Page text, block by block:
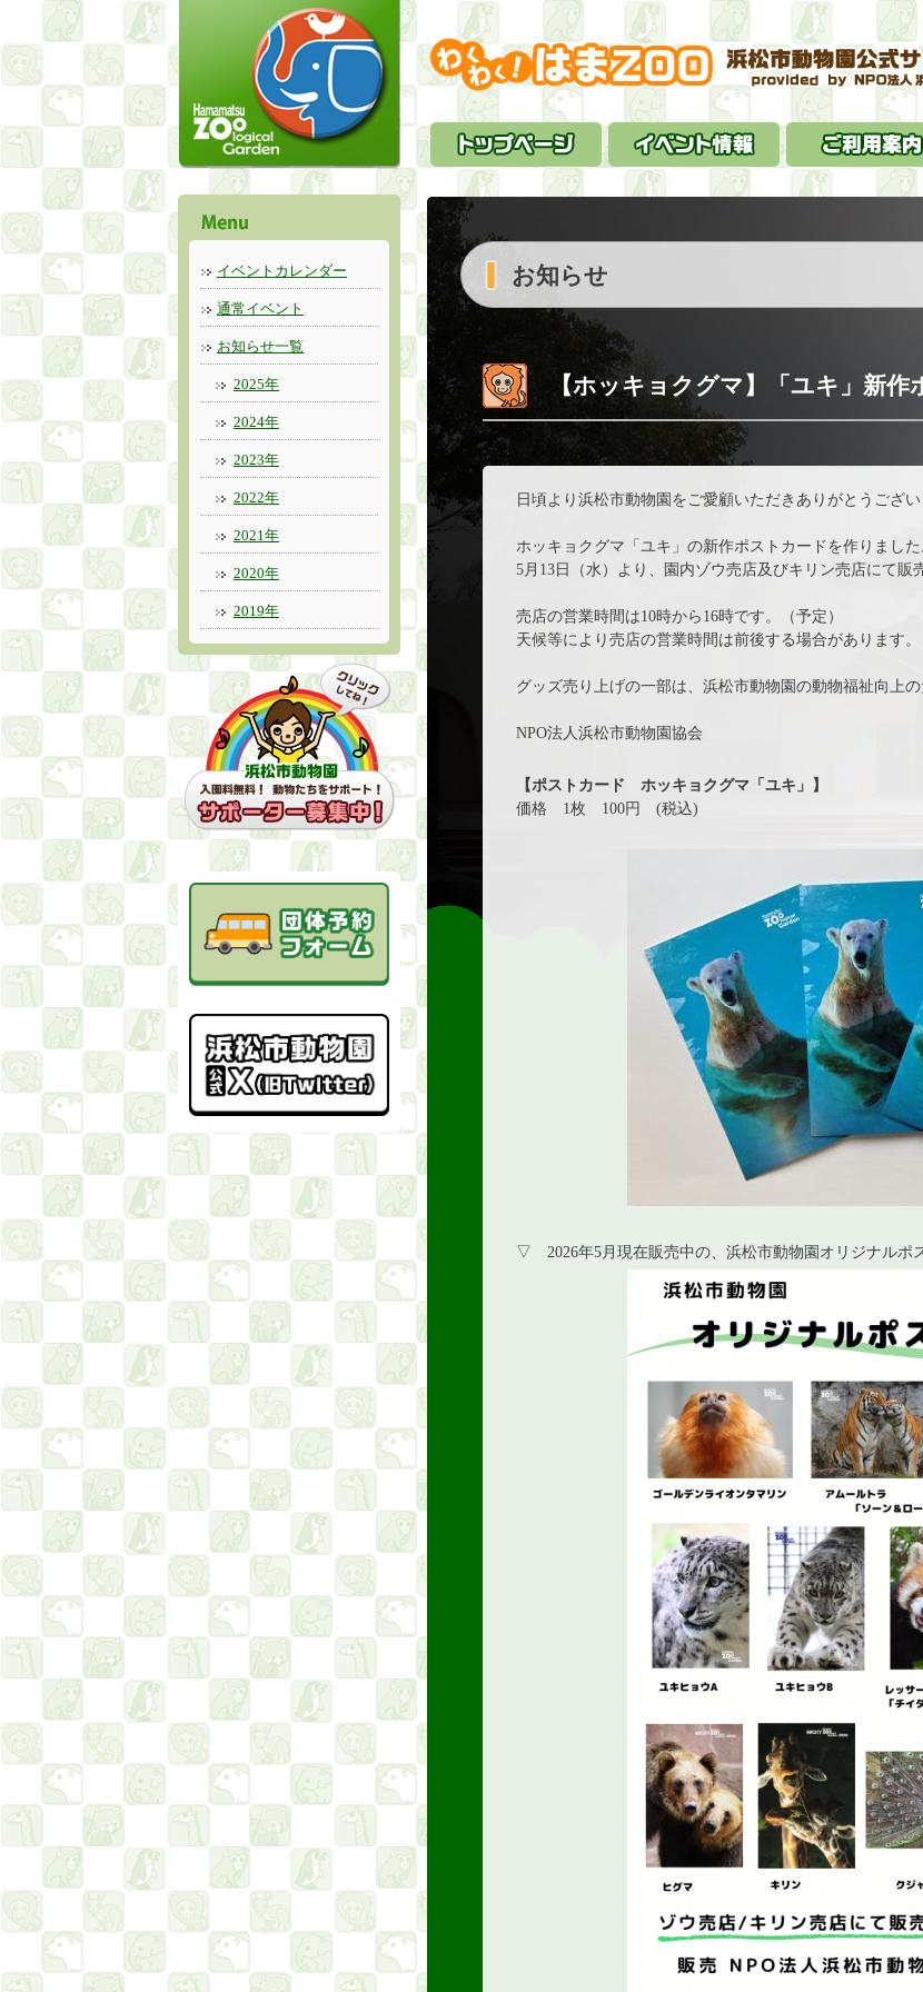
お知らせ
【ホッキョクグマ】「ユキ」新
日頃より浜松市動物園をご愛顧いただきありがとうござい
ホッキョクグマ「ユキ」の新作ポストカードを作りました
5月13日（水）より、園内ゾウ売店及びキリン売店にて販
売店の営業時間は10時から16時です。（予定）
天候等により売店の営業時間は前後する場合があります。
グッズ売り上げの一部は、浜松市動物園の動物福祉向上
NPO法人浜松市動物園協会
【ポストカード ホッキョクグマ「ユキ」】
価格 1枚 100円 (税込)
▽ 2026年5月現在販売中の、浜松市動物園オリジナルポ
イベントカレンダー
通常イベント
お知らせ一覧
2025年
2024年
2023年
2022年
2021年
2020年
2019年